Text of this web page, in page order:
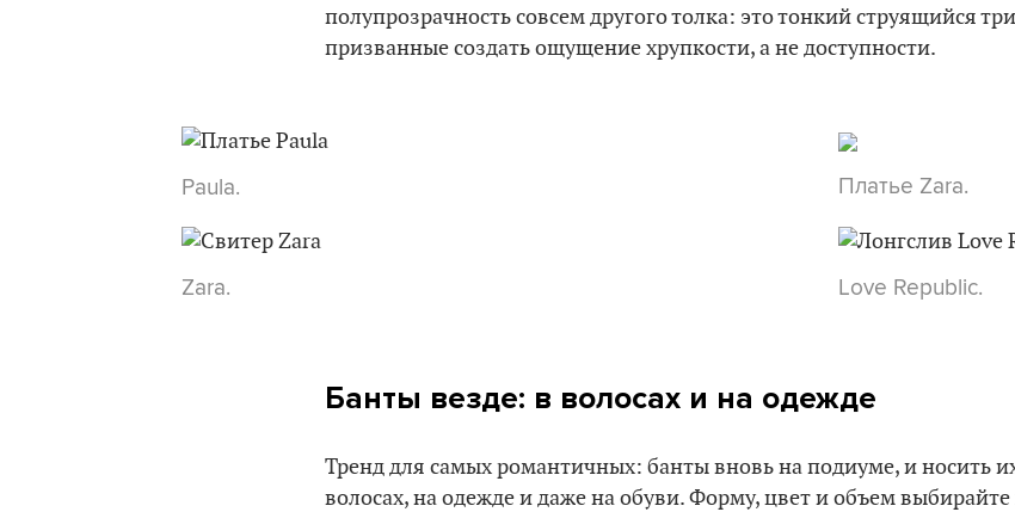
полупрозрачность совсем другого толка: это тонкий струящийся
призванные создать ощущение хрупкости, а не доступности.
Paula. Платье Zara.
Zara. Love Republic.
Банты везде: в волосах и на одежде
Тренд для самых романтичных: банты вновь на подиуме, и носить их
волосах, на одежде и даже на обуви. Форму, цвет и объем выбирайте